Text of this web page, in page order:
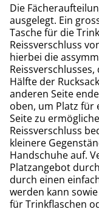
Die
ausgelegt. Ein
Tasche für die
Reissverschluss
hierbei die
Hälfte der
anderen Seite
oben, um Platz für
Seite zu
Reissverschluss
kleinere
Handschuhe auf.
Platzangebot
durch einen
werden kann
für Trinkflaschen